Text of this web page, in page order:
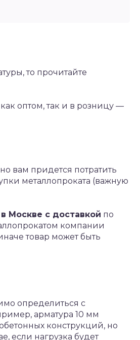
то прочитайте
оптом, так и в розницу —
вам придется потратить
металлопроката (важную
в Москве с доставкой по
компании
товар может быть
определиться с
арматура 10 мм
конструкций, но
если нагрузка будет